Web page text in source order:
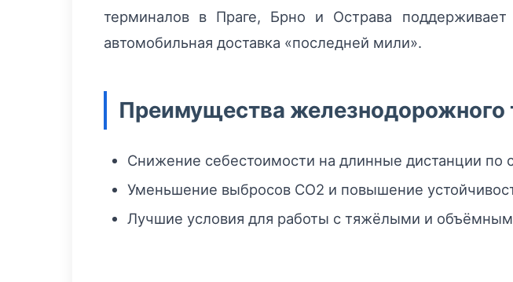
терминалов в Праге, Брно и Острава
автомобильная доставка «последней мили».
Преимущества железнодорожного
Снижение себестоимости на длинные дистанции по
Уменьшение выбросов CO2 и повышение
Лучшие условия для работы с тяжёлыми и